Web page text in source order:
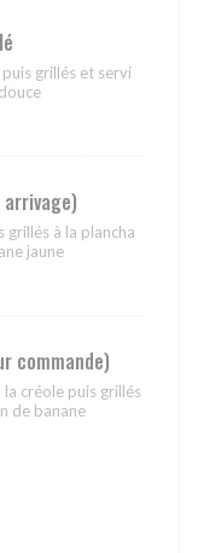
grillés et servi
grillés à la plancha
jaune
commande)
créole puis grillés
de banane